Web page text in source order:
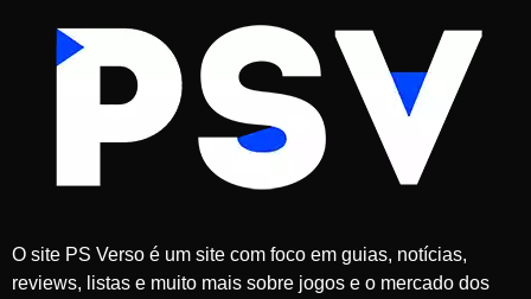
O site PS Verso é um site com foco em guias, notícias,
reviews, listas e muito mais sobre jogos e o mercado dos